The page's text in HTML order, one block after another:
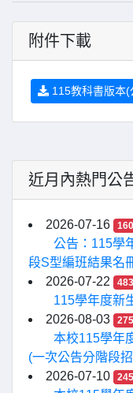
附件下載
115教科書版本
近月內熱門公
2026-07-16
公告：115學
段S型編班結果名
2026-07-22
483
115學年度新
2026-08-03
275
本校115學年
(一次公告分階段
2026-07-10
245